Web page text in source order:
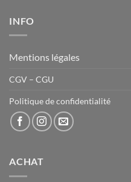
INFO
Mentions légales
CGV – CGU
Politique de confidentialité
ACHAT